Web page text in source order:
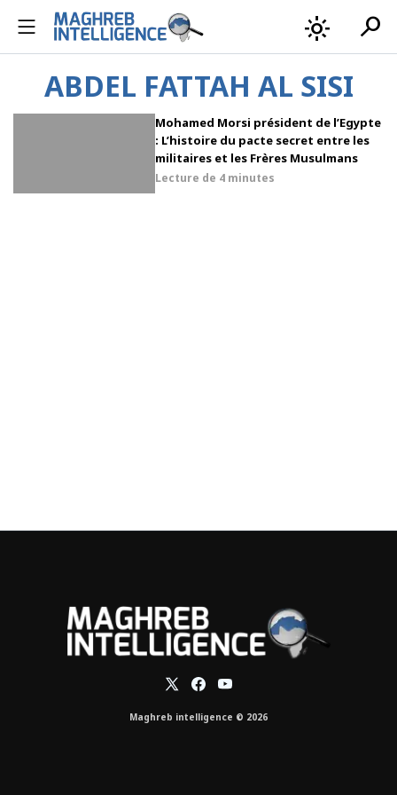
light_mode search
ABDEL FATTAH AL SISI
Mohamed Morsi président de l’Egypte
: L’histoire du pacte secret entre les
militaires et les Frères Musulmans
Lecture de 4 minutes
Maghreb intelligence © 2026